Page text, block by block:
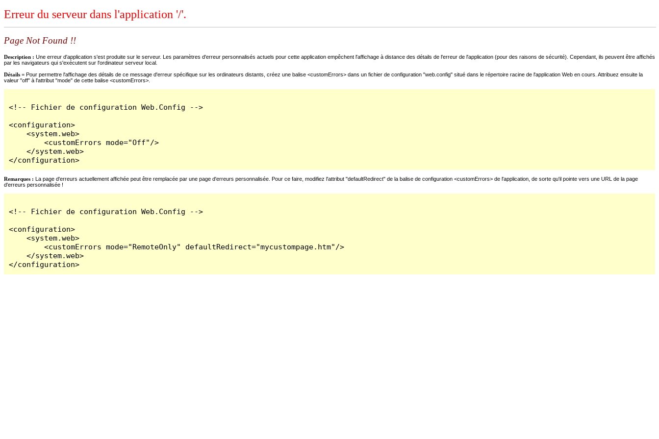
Erreur du serveur dans l'application '/'.
Page Not Found !!
Description : Une erreur d'application s'est produite sur le serveur. Les paramètres d'erreur personnalisés actuels pour cette application empêchent l'affichage à distance des détails de l'erreur de l'application (pour des raisons de sécurité). Cependant, ils peuvent être affichés
par les navigateurs qui s'exécutent sur l'ordinateur serveur local.
Détails = Pour permettre l'affichage des détails de ce message d'erreur spécifique sur les ordinateurs distants, créez une balise <customErrors> dans un fichier de configuration "web.config" situé dans le répertoire racine de l'application Web en cours. Attribuez ensuite la
valeur "off" à l'attribut "mode" de cette balise <customErrors>.
<!-- Fichier de configuration Web.Config -->
<configuration>
    <system.web>
        <customErrors mode="Off"/>
    </system.web>
</configuration>
Remarques : La page d'erreurs actuellement affichée peut être remplacée par une page d'erreurs personnalisée. Pour ce faire, modifiez l'attribut "defaultRedirect" de la balise de configuration <customErrors> de l'application, de sorte qu'il pointe vers une URL de la page
d'erreurs personnalisée !
<!-- Fichier de configuration Web.Config -->
<configuration>
    <system.web>
        <customErrors mode="RemoteOnly" defaultRedirect="mycustompage.htm"/>
    </system.web>
</configuration>